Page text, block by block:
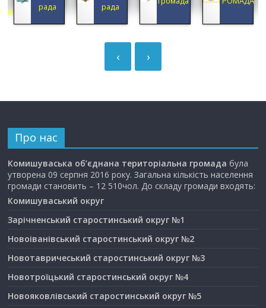
рада
рада
›
‹
Про нас
Комишуваська об’єднана територіальна громада була
утворена 09 серпня 2016 року. Загальна кількість населення
громади становить – 12 510чол. До складу громади входять:
Комишуваський округ
Зарічненський старостинський округ №1
Новоіванівський старостинський округ №2
Новотавричеський старостинський округ №3
Новотроїцький старостинський округ №4
Новояковлівський старостинський округ №5